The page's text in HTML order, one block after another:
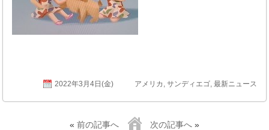
2022年3月4日(金) アメリカ , サンディエゴ, 最新ニュース
« 前の記事へ 次の記事へ »